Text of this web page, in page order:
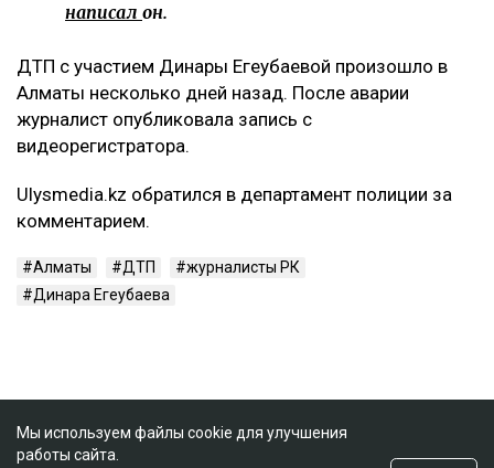
написал он.
ДТП с участием Динары Егеубаевой произошло в
Алматы несколько дней назад. После аварии
журналист опубликовала запись с
видеорегистратора.
Ulysmedia.kz обратился в департамент полиции за
комментарием.
Алматы ДТП
журналисты РК
Динара Егеубаева
Мы используем файлы cookie для улучшения
работы сайта.